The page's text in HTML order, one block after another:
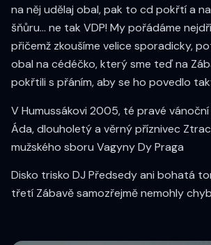
na něj udělaj obal, pak to cd pokřtí a
šňůru... ne tak VDP! My pořádáme
přičemž zkoušíme velice sporadicky,
obal na cédéčko, který sme teď na
pokřtili s přáním, aby se ho povedlo
V Humussákovi 2005, té pravé
Áda, dlouholetý a věrný příznivec
mužského sboru Vagyny Dy Praga
Disko trisko DJ Předsedy ani bohatá
třetí Zábavě samozřejmě nemohly